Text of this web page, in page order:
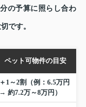
の予算に照らし合わ
です。
ペット可物件の目安
＋1～2割（例：6.5万円
→ 約7.2万～8万円）